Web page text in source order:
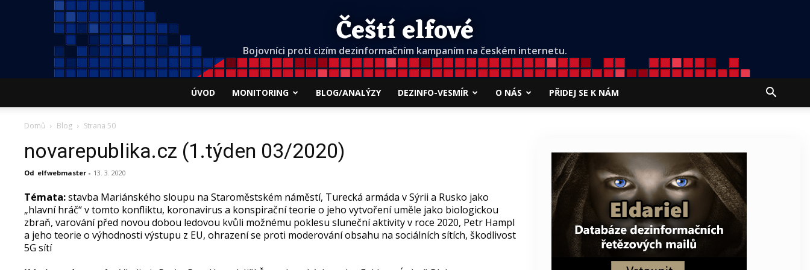
Čeští elfové
Bojovníci proti cizím dezinformačním kampaním na českém internetu.
ÚVOD MONITORING BLOG/ANALÝZY DEZINFO-VESMÍR O NÁS PŘIDEJ SE K NÁM
Domů Blog Strana 50
novarepublika.cz (1.týden 03/2020)
Od elfwebmaster - 13. 3. 2020
Témata:stavba Mariánského sloupu na Staroměstském náměstí, Turecká armáda v Sýrii a Rusko jako
„hlavní hráč“ v tomto konfliktu, koronavirus a konspirační teorie o jeho vytvoření uměle jako biologickou
zbraň, varování před novou dobou ledovou kvůli možnému poklesu sluneční aktivity v roce 2020, Petr Hampl
a jeho teorie o výhodnosti výstupu z EU, ohrazení se proti moderování obsahu na sociálních sítích, škodlivost
5G sítí